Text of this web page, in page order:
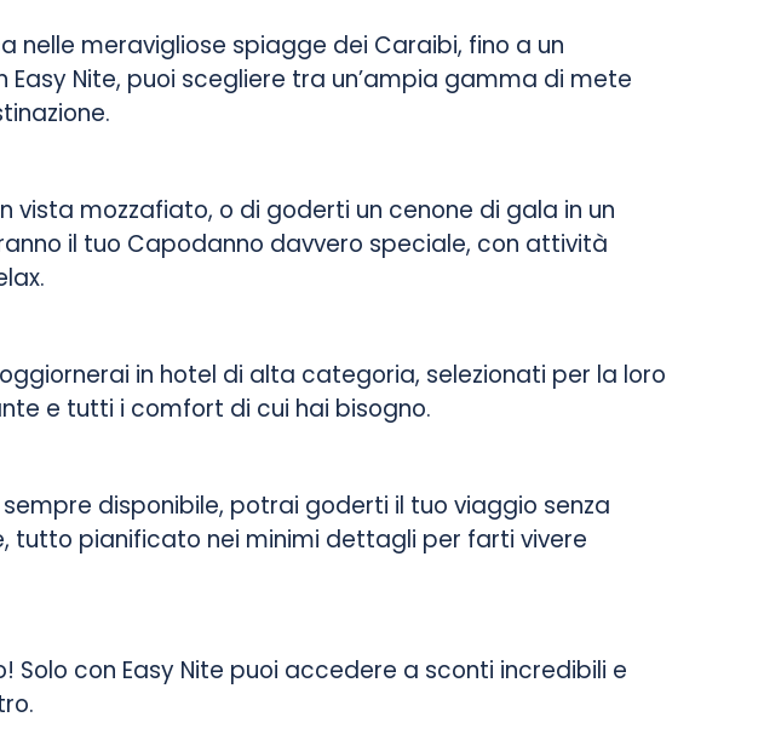
nelle meravigliose spiagge dei Caraibi, fino a un
Nite, puoi scegliere tra un’ampia gamma di mete
vista mozzafiato, o di goderti un cenone di gala in un
il tuo Capodanno davvero speciale, con attività
in hotel di alta categoria, selezionati per la loro
e tutti i comfort di cui hai bisogno.
disponibile, potrai goderti il tuo viaggio senza
tutto pianificato nei minimi dettagli per farti vivere
con Easy Nite puoi accedere a sconti incredibili e